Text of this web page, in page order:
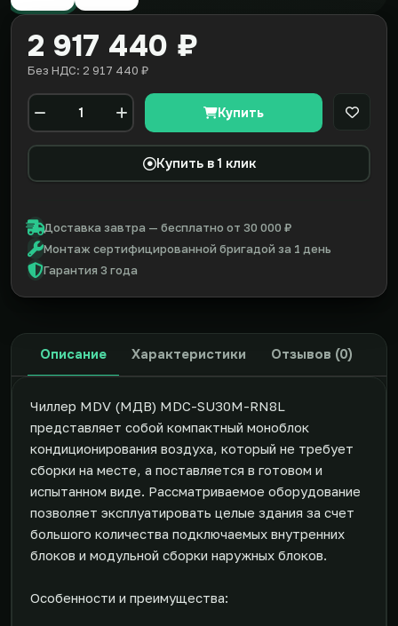
2 917 440 ₽
Без НДС: 2 917 440 ₽
Количество
Купить В
Купить в 1 клик
Доставка завтра — бесплатно от 30 000 ₽
Монтаж сертифицированной бригадой за 1 день
Гарантия 3 года
Описание Характеристики Отзывов (0)
Чиллер MDV (МДВ) MDC-SU30M-RN8L
представляет собой компактный моноблок
кондиционирования воздуха, который не требует
сборки на месте, а поставляется в готовом и
испытанном виде. Рассматриваемое оборудование
позволяет эксплуатировать целые здания за счет
большого количества подключаемых внутренних
блоков и модульной сборки наружных блоков.
Особенности и преимущества: